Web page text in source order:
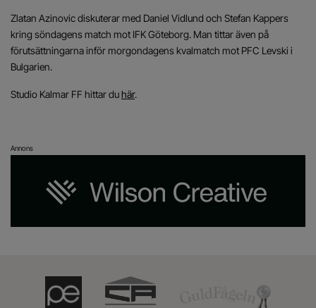
Zlatan Azinovic diskuterar med Daniel Vidlund och Stefan Kappers
kring söndagens match mot IFK Göteborg. Man tittar även på
förutsättningarna inför morgondagens kvalmatch mot PFC Levski i
Bulgarien.
Studio Kalmar FF hittar duhär.
Annons